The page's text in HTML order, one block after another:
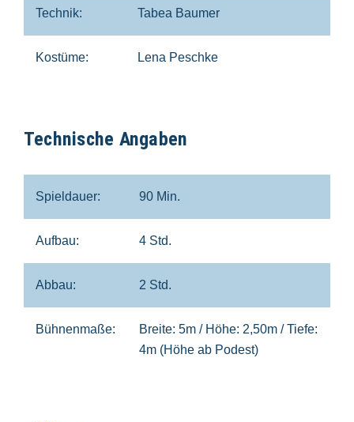
Technik: Tabea Baumer
Kostüme: Lena Peschke
Technische Angaben
Spieldauer: 90 Min.
Aufbau: 4 Std.
Abbau: 2 Std.
Bühnenmaße:
Breite: 5m / Höhe: 2,50m / Tiefe:
4m (Höhe ab Podest)